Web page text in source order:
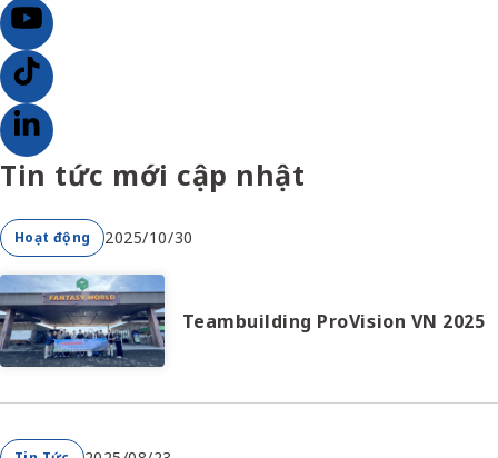
Tin tức mới cập nhật
Hoạt động 2025/10/30
Teambuilding ProVision VN 2025